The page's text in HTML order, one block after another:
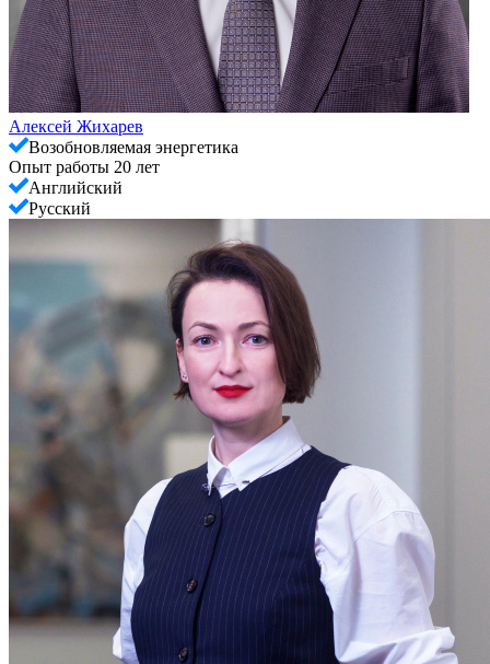
Алексей Жихарев
Возобновляемая энергетика
Опыт работы 20 лет
Английский
Русский